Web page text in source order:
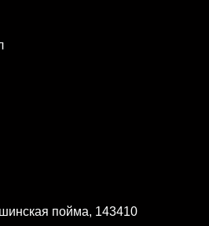
пойма, 143410